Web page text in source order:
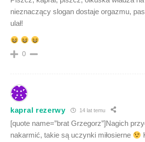
nieznaczący slogan dostaje orgazmu,
ulał!
0
kapral rezerwy 14 lat temu
[quote name=”brat Grzegorz”]Nagich
nakarmić, takie są uczynki miłosierne